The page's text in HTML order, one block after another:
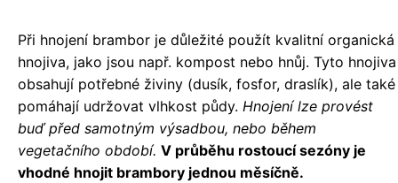
Při hnojení brambor je důležité použít kvalitní organická
hnojiva, jako jsou např. kompost nebo hnůj. Tyto hnojiva
obsahují potřebné živiny (dusík, fosfor, draslík), ale také
pomáhají udržovat vlhkost půdy. Hnojení lze provést
buď před samotným výsadbou, nebo během
vegetačního období. V průběhu rostoucí sezóny je
vhodné hnojit brambory jednou měsíčně.